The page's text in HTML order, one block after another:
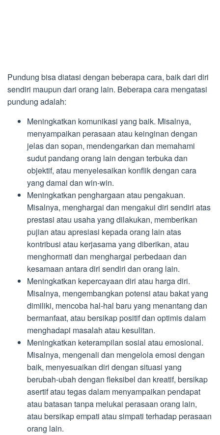
Pundung bisa diatasi dengan beberapa cara, baik dari diri
sendiri maupun dari orang lain. Beberapa cara mengatasi
pundung adalah:
Meningkatkan komunikasi yang baik. Misalnya,
menyampaikan perasaan atau keinginan dengan
jelas dan sopan, mendengarkan dan memahami
sudut pandang orang lain dengan terbuka dan
objektif, atau menyelesaikan konflik dengan cara
yang damai dan win-win.
Meningkatkan penghargaan atau pengakuan.
Misalnya, menghargai dan mengakui diri sendiri atas
prestasi atau usaha yang dilakukan, memberikan
pujian atau apresiasi kepada orang lain atas
kontribusi atau kerjasama yang diberikan, atau
menghormati dan menghargai perbedaan dan
kesamaan antara diri sendiri dan orang lain.
Meningkatkan kepercayaan diri atau harga diri.
Misalnya, mengembangkan potensi atau bakat yang
dimiliki, mencoba hal-hal baru yang menantang dan
bermanfaat, atau bersikap positif dan optimis dalam
menghadapi masalah atau kesulitan.
Meningkatkan keterampilan sosial atau emosional.
Misalnya, mengenali dan mengelola emosi dengan
baik, menyesuaikan diri dengan situasi yang
berubah-ubah dengan fleksibel dan kreatif, bersikap
asertif atau tegas dalam menyampaikan pendapat
atau batasan tanpa melukai perasaan orang lain,
atau bersikap empati atau simpati terhadap perasaan
orang lain.